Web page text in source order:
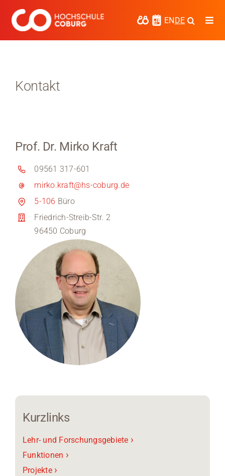
Inhalt
springen
ENDE
Regionalentwicklung
Entdecke die Region
Informationen für …
Kontakt
Medien
Stellenangebote
News
Veranstaltungen
Kontakt
Prof. Dr. Mirko Kraft
09561 317-601
mirko.kraft@hs-coburg.de
5-106 Büro
Friedrich-Streib-Str. 2
96450 Coburg
Kurzlinks
Lehr- und Forschungsgebiete ›
Funktionen ›
Projekte ›